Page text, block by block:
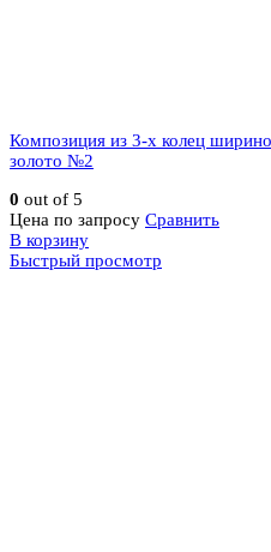
Композиция из 3-х колец
золото №2
0 out of 5
Цена по запросу Сравнить
В корзину
Быстрый просмотр